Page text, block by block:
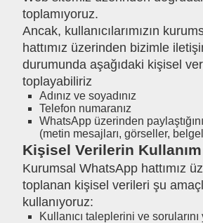
toplamıyoruz.
Ancak, kullanıcılarımızın
hattımız üzerinden bizimle
durumunda aşağıdaki kişisel
toplayabiliriz
Adınız ve soyadınız
Telefon numaranız
WhatsApp üzerinden
(metin mesajları, görseller,
Kişisel Verilerin Kullanım
Kurumsal WhatsApp hattımız
toplanan kişisel verileri şu
kullanıyoruz:
Kullanıcı taleplerini ve sorularını